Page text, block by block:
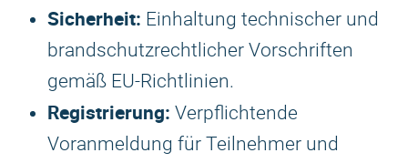
Sicherheit: Einhaltung technischer und
brandschutzrechtlicher Vorschriften
gemäß EU-Richtlinien.
Registrierung: Verpflichtende
Voranmeldung für Teilnehmer und